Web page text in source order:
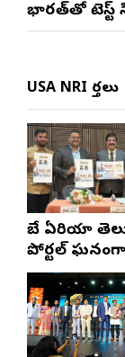
భారత్‌తో టెస్ట్
USA NRI వార్తలు
బే ఏరియా
పోర్టల్ ఘనంగా